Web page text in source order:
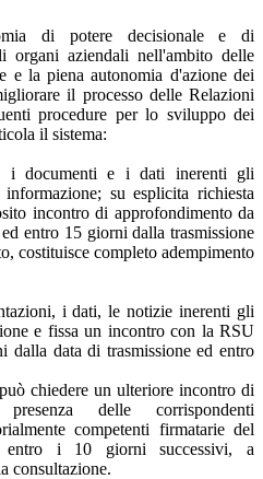
di potere decisionale e di
organi aziendali nell'ambito delle
e la piena autonomia d'azione dei
il processo delle Relazioni
procedure per lo sviluppo dei
il sistema:
i documenti e i dati inerenti gli
su esplicita richiesta
incontro di approfondimento da
entro 15 giorni dalla trasmissione
costituisce completo adempimento
i dati, le notizie inerenti gli
e fissa un incontro con la RSU
dalla data di trasmissione ed entro
chiedere un ulteriore incontro di
delle corrispondenti
competenti firmatarie del
entro i 10 giorni successivi, a
consultazione.